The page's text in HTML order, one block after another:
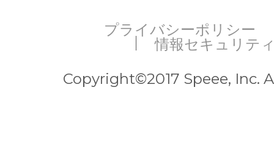
プライバシーポリシー
情報セキュリテ
Copyright©2017 Speee, Inc.